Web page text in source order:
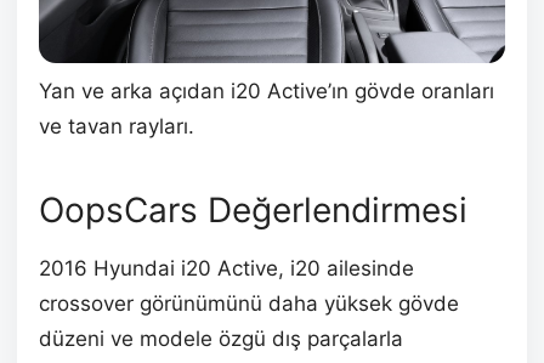
Yan ve arka açıdan i20 Active’ın gövde oranları
ve tavan rayları.
OopsCars Değerlendirmesi
2016 Hyundai i20 Active, i20 ailesinde
crossover görünümünü daha yüksek gövde
düzeni ve modele özgü dış parçalarla